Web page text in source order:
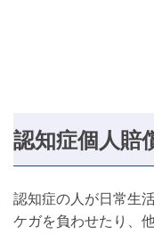
認知症個人賠
認知症の人が日常生
ケガを負わせたり、